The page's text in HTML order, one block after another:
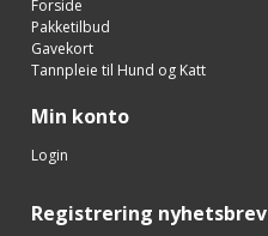
Forside
Pakketilbud
Gavekort
Tannpleie til Hund og Katt
Min konto
Login
Registrering nyhetsbrev